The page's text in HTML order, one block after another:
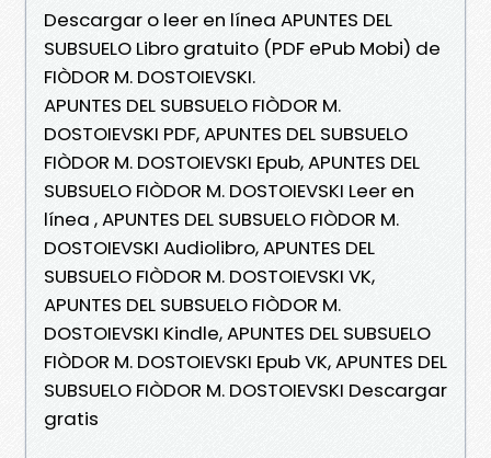
Descargar o leer en línea APUNTES DEL
SUBSUELO Libro gratuito (PDF ePub Mobi) de
FIÒDOR M. DOSTOIEVSKI.
APUNTES DEL SUBSUELO FIÒDOR M.
DOSTOIEVSKI PDF, APUNTES DEL SUBSUELO
FIÒDOR M. DOSTOIEVSKI Epub, APUNTES DEL
SUBSUELO FIÒDOR M. DOSTOIEVSKI Leer en
línea , APUNTES DEL SUBSUELO FIÒDOR M.
DOSTOIEVSKI Audiolibro, APUNTES DEL
SUBSUELO FIÒDOR M. DOSTOIEVSKI VK,
APUNTES DEL SUBSUELO FIÒDOR M.
DOSTOIEVSKI Kindle, APUNTES DEL SUBSUELO
FIÒDOR M. DOSTOIEVSKI Epub VK, APUNTES DEL
SUBSUELO FIÒDOR M. DOSTOIEVSKI Descargar
gratis